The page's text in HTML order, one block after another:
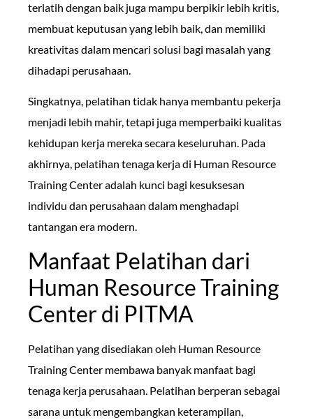
terlatih dengan baik juga mampu berpikir lebih kritis,
membuat keputusan yang lebih baik, dan memiliki
kreativitas dalam mencari solusi bagi masalah yang
dihadapi perusahaan.
Singkatnya, pelatihan tidak hanya membantu pekerja
menjadi lebih mahir, tetapi juga memperbaiki kualitas
kehidupan kerja mereka secara keseluruhan. Pada
akhirnya, pelatihan tenaga kerja di Human Resource
Training Center adalah kunci bagi kesuksesan
individu dan perusahaan dalam menghadapi
tantangan era modern.
Manfaat Pelatihan dari
Human Resource Training
Center di PITMA
Pelatihan yang disediakan oleh Human Resource
Training Center membawa banyak manfaat bagi
tenaga kerja perusahaan. Pelatihan berperan sebagai
sarana untuk mengembangkan keterampilan,